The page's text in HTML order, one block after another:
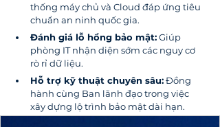
thống máy chủ và Cloud đáp ứng tiêu
chuẩn an ninh quốc gia.
Đánh giá lỗ hổng bảo mật: Giúp
phòng IT nhận diện sớm các nguy cơ
rò rỉ dữ liệu.
Hỗ trợ kỹ thuật chuyên sâu: Đồng
hành cùng Ban lãnh đạo trong việc
xây dựng lộ trình bảo mật dài hạn.